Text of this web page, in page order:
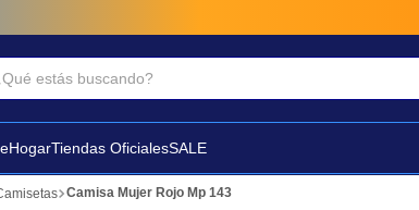
estás buscando?
HogarTiendas OficialesSALE
Camisa Mujer Rojo Mp 143
Más Buscados